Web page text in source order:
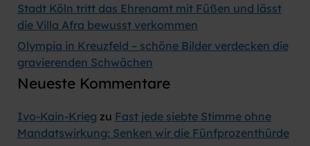
Stadt Köln tritt das Ehrenamt mit Füßen und lässt
die Villa Afra bewusst verkommen
Olympia in Kreuzfeld – schöne Bilder verdecken die
gravierenden Schwächen
Neueste Kommentare
Ivo-Kain-Krieg zu Fast jede siebte Stimme ohne
Mandatswirkung: Senken wir die Fünfprozenthürde